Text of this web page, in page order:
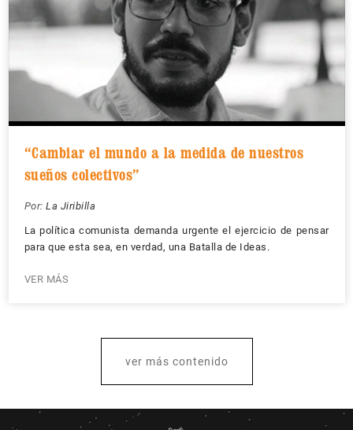
“Cambiar el mundo a la medida de nuestros
sueños colectivos”
Por: La Jiribilla
La política comunista demanda urgente el ejercicio de pensar
para que esta sea, en verdad, una Batalla de Ideas.
VER MÁS
ver más contenido